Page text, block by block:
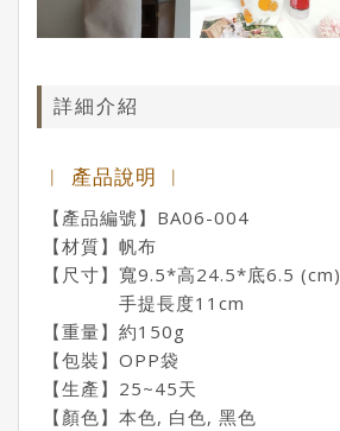
詳細介紹
︱ 產品說明 ︱
【產品編號】BA06-004
【材質】帆布
【尺寸】寬9.5*高24.5*底6.5 (cm)
手提長度11cm
【重量】約150g
【包裝】OPP袋
【生產】25~45天
【顏色】本色, 白色, 黑色